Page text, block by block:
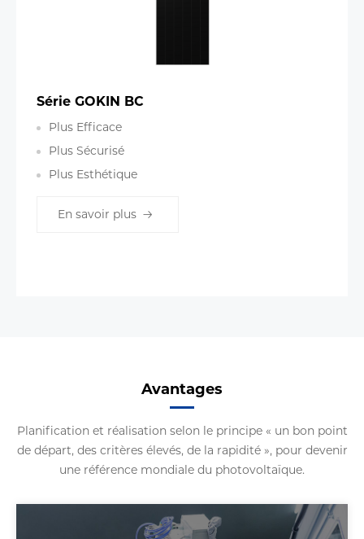
Série GOKIN BC
Plus Efficace
Plus Sécurisé
Plus Esthétique
En savoir plus
Avantages
Planification et réalisation selon le principe « un bon point
de départ, des critères élevés, de la rapidité », pour devenir
une référence mondiale du photovoltaïque.